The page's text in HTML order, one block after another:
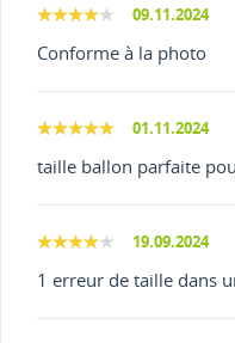
09.11.2024
Conforme à la photo
01.11.2024
taille ballon parfaite
19.09.2024
1 erreur de taille dans